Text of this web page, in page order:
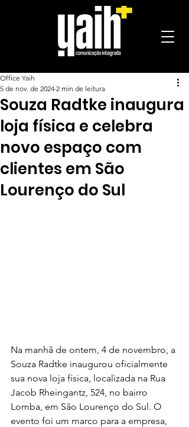
Souza Radtke inaugura
loja física e celebra
novo espaço com
clientes em São
Lourenço do Sul
Office Yaih
5 de nov. de 2024 2 min de leitura
Na manhã de ontem, 4 de novembro, a
Souza Radtke inaugurou oficialmente
sua nova loja física, localizada na Rua
Jacob Rheingantz, 524, no bairro
Lomba, em São Lourenço do Sul. O
evento foi um marco para a empresa,